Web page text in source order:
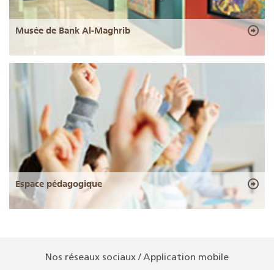
Musée de Bank Al-Maghrib
Espace pédagogique
Nos réseaux sociaux / Application mobile